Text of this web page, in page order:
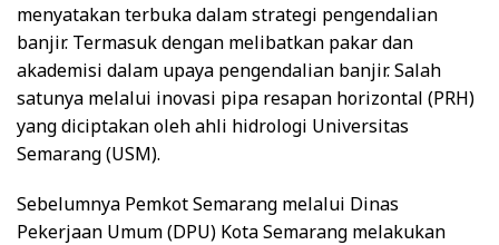
menyatakan terbuka dalam strategi pengendalian
banjir. Termasuk dengan melibatkan pakar dan
akademisi dalam upaya pengendalian banjir. Salah
satunya melalui inovasi pipa resapan horizontal (PRH)
yang diciptakan oleh ahli hidrologi Universitas
Semarang (USM).
Sebelumnya Pemkot Semarang melalui Dinas
Pekerjaan Umum (DPU) Kota Semarang melakukan